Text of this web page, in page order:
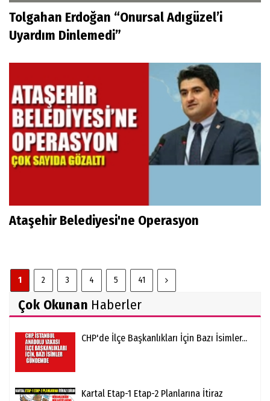
Tolgahan Erdoğan “Onursal Adıgüzel’i
Uyardım Dinlemedi”
Ataşehir Belediyesi'ne Operasyon
1 2 3 4 5 41
Çok Okunan Haberler
CHP'de İlçe Başkanlıkları İçin Bazı İsimler...
Kartal Etap-1 Etap-2 Planlarına İtiraz